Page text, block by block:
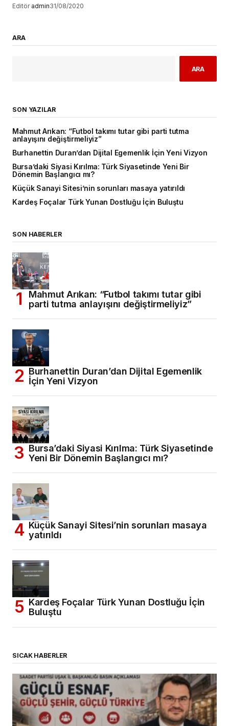
Editör admin31/08/2020
ARA
ARA
SON YAZILAR
Mahmut Arıkan: “Futbol takımı tutar gibi parti tutma
anlayışını değiştirmeliyiz”
Burhanettin Duran’dan Dijital Egemenlik İçin Yeni Vizyon
Bursa’daki Siyasi Kırılma: Türk Siyasetinde Yeni Bir
Dönemin Başlangıcı mı?
Küçük Sanayi Sitesi’nin sorunları masaya yatırıldı
Kardeş Foçalar Türk Yunan Dostluğu İçin Buluştu
SON HABERLER
Mahmut Arıkan: “Futbol takımı tutar gibi
parti tutma anlayışını değiştirmeliyiz”
Burhanettin Duran’dan Dijital Egemenlik
İçin Yeni Vizyon
Bursa’daki Siyasi Kırılma: Türk Siyasetinde
Yeni Bir Dönemin Başlangıcı mı?
Küçük Sanayi Sitesi’nin sorunları masaya
yatırıldı
Kardeş Foçalar Türk Yunan Dostluğu İçin
Buluştu
SICAK HABERLER